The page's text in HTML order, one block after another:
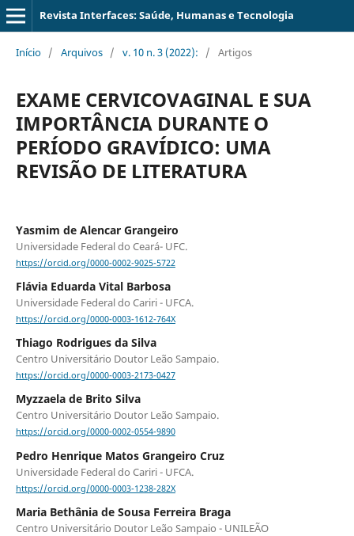
Revista Interfaces: Saúde, Humanas e Tecnologia
Início / Arquivos / v. 10 n. 3 (2022): / Artigos
EXAME CERVICOVAGINAL E SUA
IMPORTÂNCIA DURANTE O
PERÍODO GRAVÍDICO: UMA
REVISÃO DE LITERATURA
Yasmim de Alencar Grangeiro
Universidade Federal do Ceará- UFC.
https://orcid.org/0000-0002-9025-5722
Flávia Eduarda Vital Barbosa
Universidade Federal do Cariri - UFCA.
https://orcid.org/0000-0003-1612-764X
Thiago Rodrigues da Silva
Centro Universitário Doutor Leão Sampaio.
https://orcid.org/0000-0003-2173-0427
Myzzaela de Brito Silva
Centro Universitário Doutor Leão Sampaio.
https://orcid.org/0000-0002-0554-9890
Pedro Henrique Matos Grangeiro Cruz
Universidade Federal do Cariri - UFCA.
https://orcid.org/0000-0003-1238-282X
Maria Bethânia de Sousa Ferreira Braga
Centro Universitário Doutor Leão Sampaio - UNILEÃO